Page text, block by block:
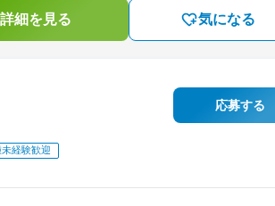
細を見る 気になる
経験歓迎
応募する